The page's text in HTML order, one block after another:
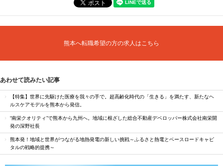
熊本へ転職希望の方の求人はこちら
あわせて読みたい記事
【特集】世界に先駆けた医療を我々の手で。超高齢化時代の「生きる」を満たす、新たなヘ
ルスケアモデルを熊本から発信。
“南栄クオリティ”で熊本から九州へ。地域に根ざした総合不動産デベロッパー株式会社南栄開
発の深野社長
熊本発！地域と世界がつながる地熱発電の新しい挑戦～ふるさと熱電とベースロードキャピ
タルの戦略的提携～